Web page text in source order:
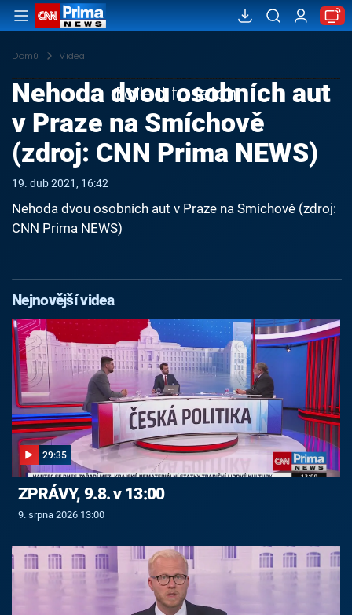
Domů Videa
Failed to fetch
Nehoda dvou osobních aut
v Praze na Smíchově
(zdroj: CNN Prima NEWS)
19. dub 2021, 16:42
Nehoda dvou osobních aut v Praze na Smíchově (zdroj:
CNN Prima NEWS)
Nejnovější videa
29:35
ZPRÁVY, 9.8. v 13:00
9. srpna 2026 13:00